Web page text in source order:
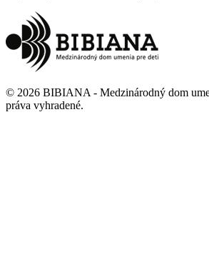
© 2026 BIBIANA - Medzinárodný dom
práva vyhradené.